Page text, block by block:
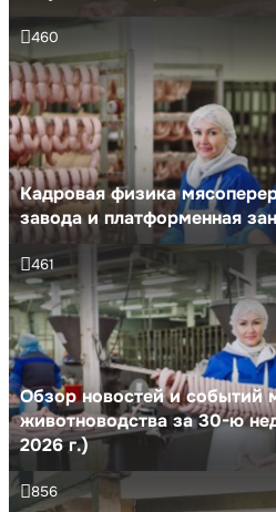
Кадровая физика
завода и платформенная
460
Обзор новостей и событий
животноводства за 30-ю
2026 г.)
461
856